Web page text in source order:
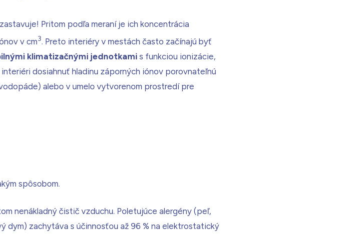
Pritom podľa meraní je ich koncentrácia
v cm3. Preto interiéry v mestách často začínajú byť
klimatizačnými jednotkami s funkciou ionizácie,
dosiahnuť hladinu záporných iónov porovnateľnú
alebo v umelo vytvorenom prostredí pre
spôsobom.
nenákladný čistič vzduchu. Poletujúce alergény (peľ,
dym) zachytáva s účinnosťou až 96 % na elektrostatický